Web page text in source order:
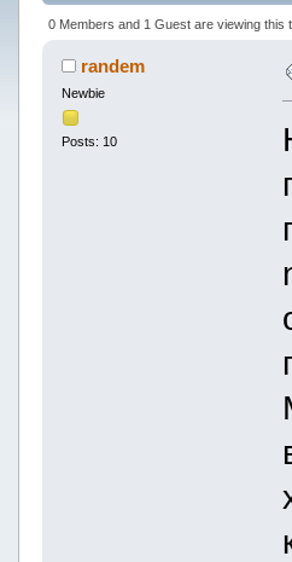
0 Members and 1 Guest are viewing this
randem
Newbie
Posts: 10